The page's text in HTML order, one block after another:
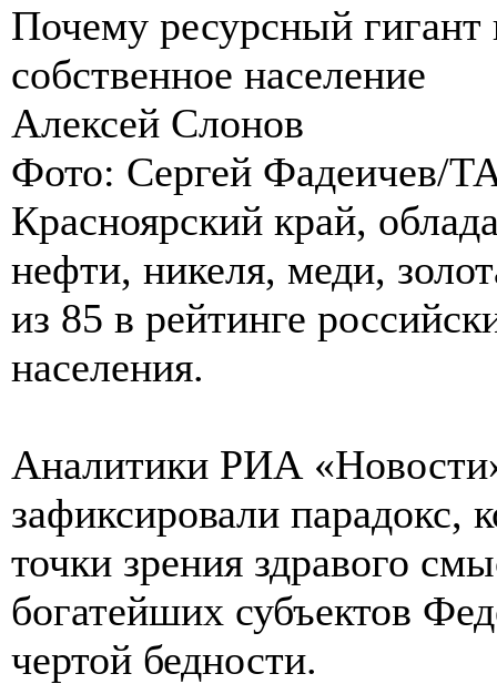
Почему ресурсный
собственное население
Алексей Слонов
Фото: Сергей Фадеичев/
Красноярский край,
нефти, никеля, меди,
из 85 в рейтинге
населения.
Аналитики РИА
зафиксировали парадокс,
точки зрения здравого
богатейших субъектов
чертой бедности.